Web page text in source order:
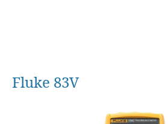
Fluke 83V